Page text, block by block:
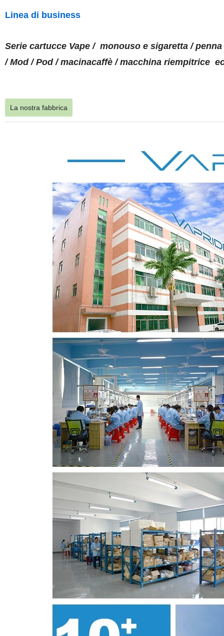
Linea di business
Serie cartucce Vape / monouso e sigaretta /
/ Mod / Pod / macinacaffè / macchina riempitrice
La nostra fabbrica